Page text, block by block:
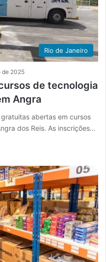
Rio de Janeiro
de 2025
de tecnologia
Angra
abertas em cursos
dos Reis. As inscrições…